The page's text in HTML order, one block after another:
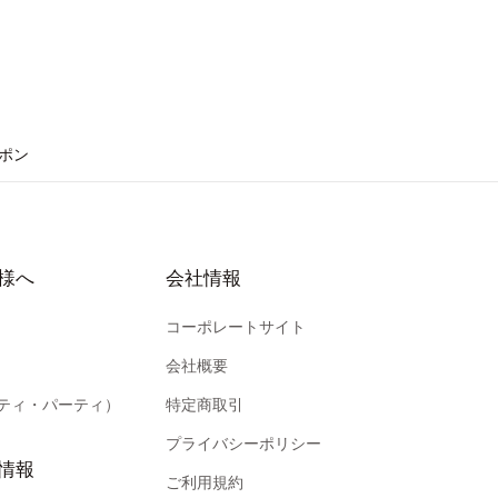
ン
へ
ィ・パーティ）
報
会社情報
コーポレートサイト
会社概要
特定商取引
プライバシーポリシー
ご利用規約